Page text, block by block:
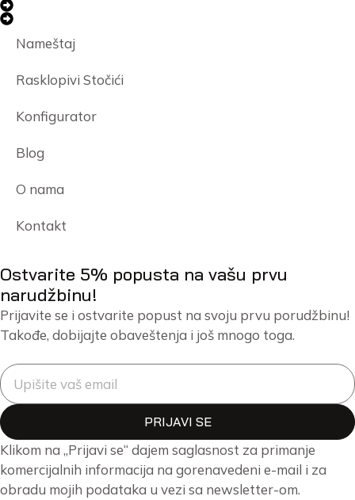
Nameštaj
Rasklopivi Stočići
Konfigurator
Blog
O nama
Kontakt
Ostvarite 5% popusta na vašu prvu
narudžbinu!
Prijavite se i ostvarite popust na svoju prvu porudžbinu!
Takođe, dobijajte obaveštenja i još mnogo toga.
PRIJAVI SE
Klikom na „Prijavi se“ dajem saglasnost za primanje
komercijalnih informacija na gorenavedeni e-mail i za
obradu mojih podataka u vezi sa newsletter-om.